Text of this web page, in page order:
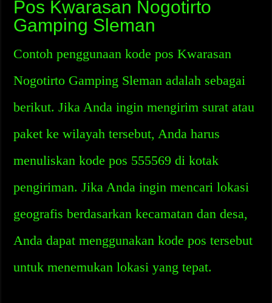
Pos Kwarasan Nogotirto
Gamping Sleman
Contoh penggunaan kode pos Kwarasan
Nogotirto Gamping Sleman adalah sebagai
berikut. Jika Anda ingin mengirim surat atau
paket ke wilayah tersebut, Anda harus
menuliskan kode pos 555569 di kotak
pengiriman. Jika Anda ingin mencari lokasi
geografis berdasarkan kecamatan dan desa,
Anda dapat menggunakan kode pos tersebut
untuk menemukan lokasi yang tepat.